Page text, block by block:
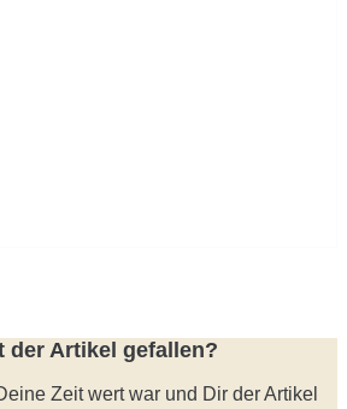
der Artikel gefallen?
Zeit wert war und Dir der Artikel